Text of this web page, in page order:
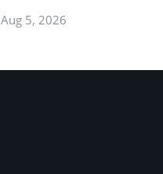
Aug 5, 2026